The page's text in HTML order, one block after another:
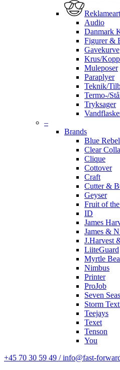
Audio
Danmark
Figurer &
Gavekurve
Krus/
Muleposer
Paraplyer
Teknik/
Termo-/
Tryksager
–
Brands
Blue Rebel
Clear
Clique
Cottover
Craft
Cutter &
Geyser
Fruit of
ID
James
James &
J.Harvest
LiiteGuard
Myrtle
Nimbus
Printer
ProJob
Seven Seas
Storm
Teejays
Texet
Tenson
You
+45 70 30 59 49 / info@fast-